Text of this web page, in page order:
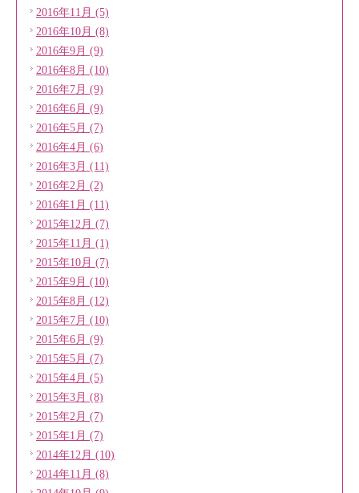
2016年11月 (5)
2016年10月 (8)
2016年9月 (9)
2016年8月 (10)
2016年7月 (9)
2016年6月 (9)
2016年5月 (7)
2016年4月 (6)
2016年3月 (11)
2016年2月 (2)
2016年1月 (11)
2015年12月 (7)
2015年11月 (1)
2015年10月 (7)
2015年9月 (10)
2015年8月 (12)
2015年7月 (10)
2015年6月 (9)
2015年5月 (7)
2015年4月 (5)
2015年3月 (8)
2015年2月 (7)
2015年1月 (7)
2014年12月 (10)
2014年11月 (8)